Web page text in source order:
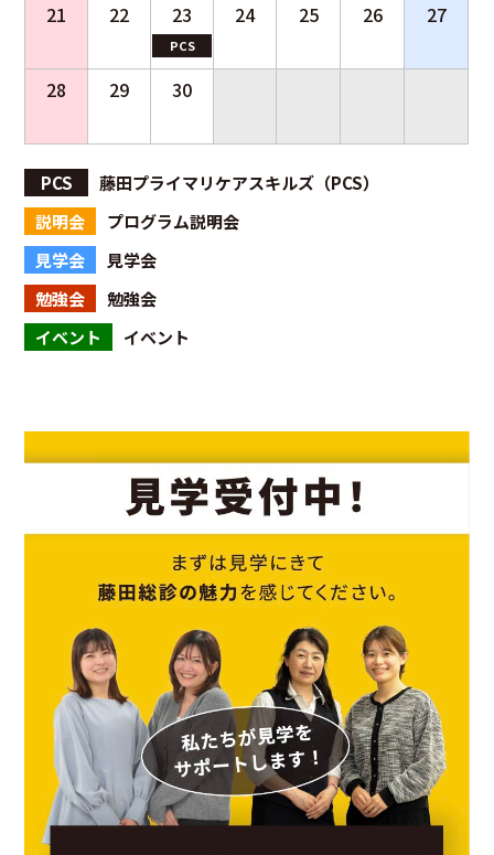
21 22 23
PCS
24 25 26 27
28 29 30
PCS
藤田プライマリケアスキルズ（PCS）
説明会
プログラム説明会
見学会
見学会
勉強会
勉強会
イベント
イベント